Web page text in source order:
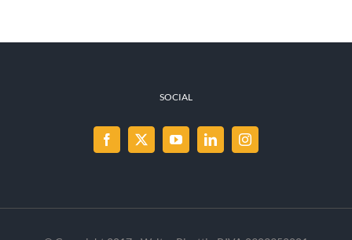
SOCIAL